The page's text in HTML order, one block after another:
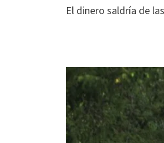
El dinero saldría de